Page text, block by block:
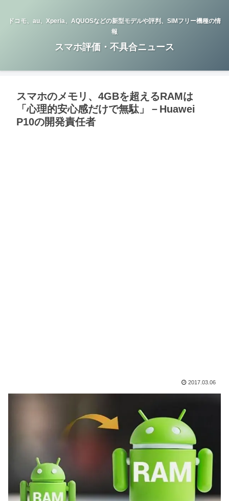
ドコモ、au、Xperia、AQUOSなどの新型モデルや評判、SIMフリー機種の情
報
スマホ評価・不具合ニュース
スマホのメモリ、4GBを超えるRAMは
「心理的安心感だけで無駄」－Huawei
P10の開発責任者
2017.03.06